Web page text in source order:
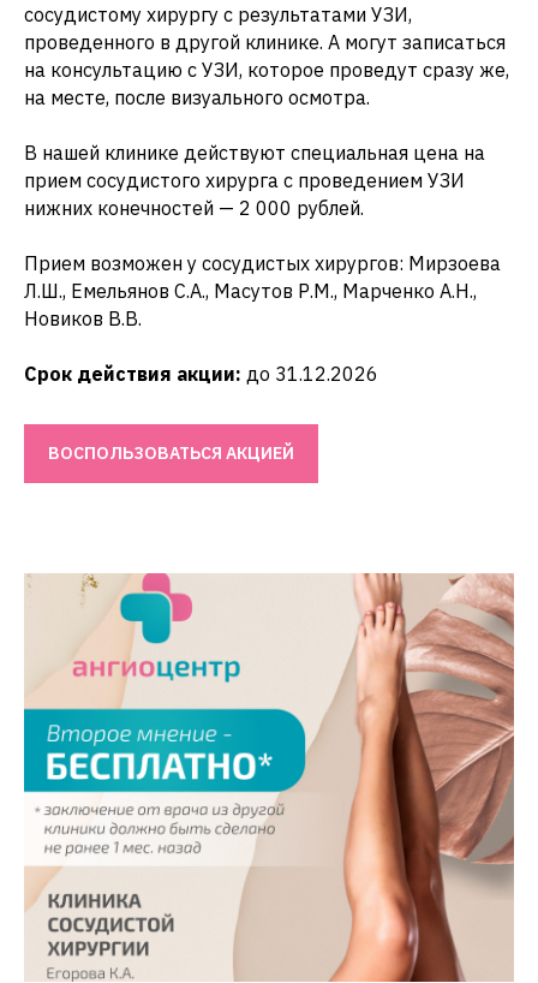
сосудистому хирургу с результатами УЗИ,
проведенного в другой клинике. А могут записаться
на консультацию с УЗИ, которое проведут сразу же,
на месте, после визуального осмотра.
В нашей клинике действуют специальная цена на
прием сосудистого хирурга с проведением УЗИ
нижних конечностей — 2 000 рублей.
Прием возможен у сосудистых хирургов: Мирзоева
Л.Ш., Емельянов С.А., Масутов Р.М., Марченко А.Н.,
Новиков В.В.
Срок действия акции: до 31.12.2026
ВОСПОЛЬЗОВАТЬСЯ АКЦИЕЙ
Консультация